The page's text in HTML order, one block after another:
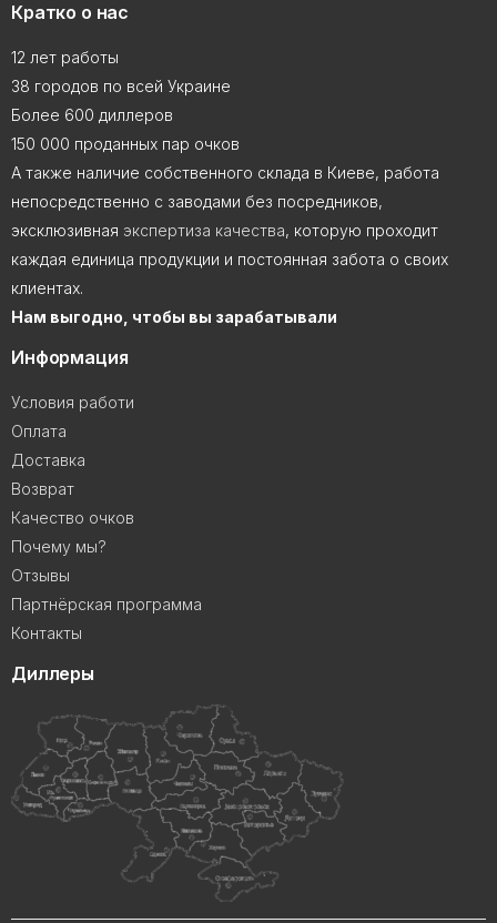
Кратко о нас
12 лет работы
38 городов по всей Украине
Более 600 диллеров
150 000 проданных пар очков
А также наличие собственного склада в Киеве, работа
непосредственно с заводами без посредников,
эксклюзивная экспертиза качества, которую проходит
каждая единица продукции и постоянная забота о своих
клиентах.
Нам выгодно, чтобы вы зарабатывали
Информация
Условия работи
Оплата
Доставка
Возврат
Качество очков
Почему мы?
Отзывы
Партнёрская программа
Контакты
Диллеры